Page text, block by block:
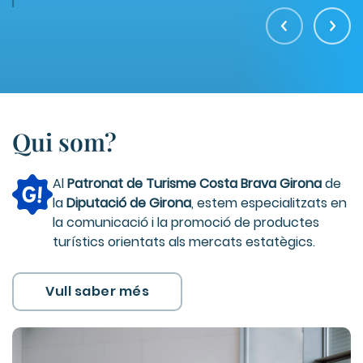
Qui som?
AlPatronat de Turisme Costa Brava Gironade
laDiputació de Girona, estem especialitzats en
la comunicació i la promoció de productes
turístics orientats als mercats estatègics.
Vull saber més